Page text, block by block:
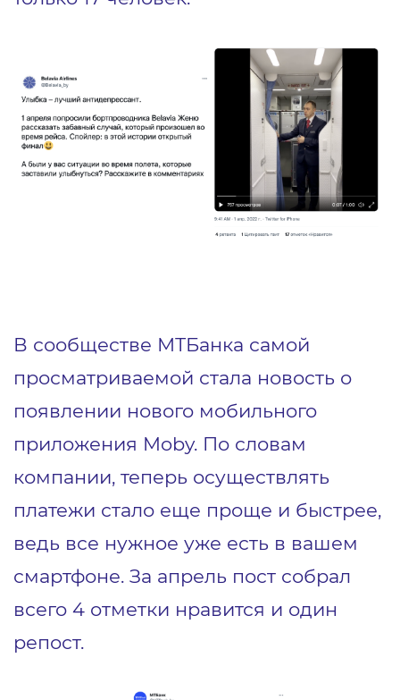
В сообществе МТБанка самой
просматриваемой стала новость о
появлении нового мобильного
приложения Moby. По словам
компании, теперь осуществлять
платежи стало еще проще и быстрее,
ведь все нужное уже есть в вашем
смартфоне. За апрель пост собрал
всего 4 отметки нравится и один
репост.